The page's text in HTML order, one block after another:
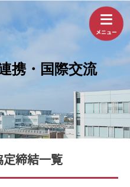
携・国際交流
締結一覧